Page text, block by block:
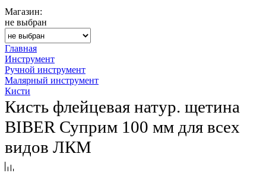
Магазин:
не выбран
Главная
Инструмент
Ручной инструмент
Малярный инструмент
Кисти
Кисть флейцевая натур. щетина
BIBER Суприм 100 мм для всех
видов ЛКМ